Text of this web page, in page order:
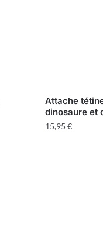
Attache
dinosaure et
15,95€